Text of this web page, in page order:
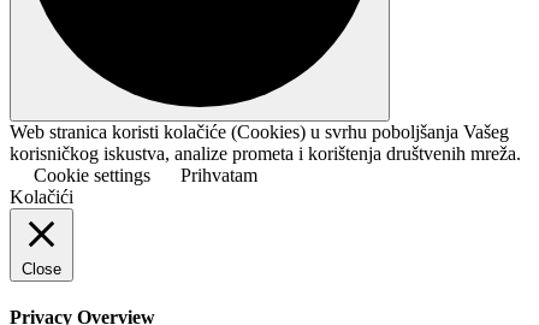
Web stranica koristi kolačiće (Cookies) u svrhu poboljšanja Vašeg
korisničkog iskustva, analize prometa i korištenja društvenih mreža.
Cookie settings
Prihvatam
Kolačići
Close
Privacy Overview